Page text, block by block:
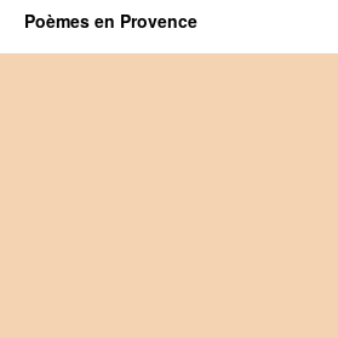
Poèmes en Provence